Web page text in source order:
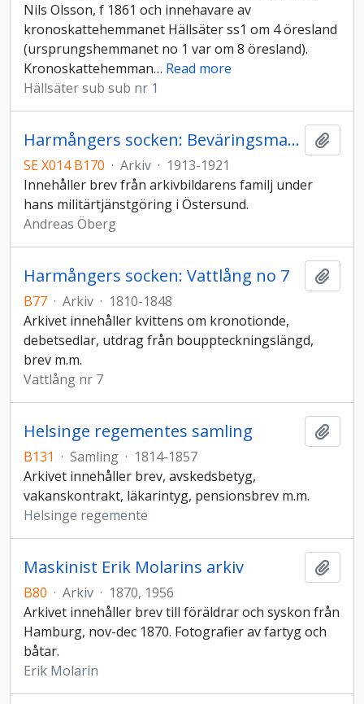
Nils Olsson, f 1861 och innehavare av
kronoskattehemmanet Hällsäter ss1 om 4 öresland
(ursprungshemmanet no 1 var om 8 öresland).
Kronoskattehemman… Read more
Hällsäter sub sub nr 1
Harmångers socken: Beväringsmannen Andreas Öbergs arkiv
SE X014 B170 · Arkiv · 1913-1921
Innehåller brev från arkivbildarens familj under
hans militärtjänstgöring i Östersund.
Andreas Öberg
Harmångers socken: Vattlång no 7
B77 · Arkiv · 1810-1848
Arkivet innehåller kvittens om kronotionde,
debetsedlar, utdrag från bouppteckningslängd,
brev m.m.
Vattlång nr 7
Helsinge regementes samling
B131 · Samling · 1814-1857
Arkivet innehåller brev, avskedsbetyg,
vakanskontrakt, läkarintyg, pensionsbrev m.m.
Helsinge regemente
Maskinist Erik Molarins arkiv
B80 · Arkiv · 1870, 1956
Arkivet innehåller brev till föräldrar och syskon från
Hamburg, nov-dec 1870. Fotografier av fartyg och
båtar.
Erik Molarin